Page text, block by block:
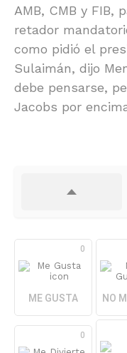
AMB, CMB y FIB,
retador
como pidió el
Sulaimán, dijo
debe pensarse,
Jacobs por
0
ME GUSTA NO
0